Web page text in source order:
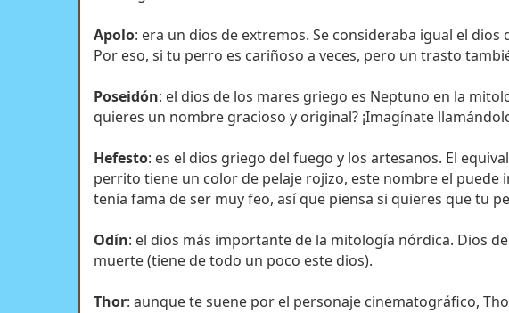
Apolo: era un dios de extremos. Se consideraba igual el
Por eso, si tu perro es cariñoso a veces, pero un trasto
Poseidón: el dios de los mares griego es Neptuno en la
quieres un nombre gracioso y original? ¡Imagínate
Hefesto: es el dios griego del fuego y los artesanos. El
perrito tiene un color de pelaje rojizo, este nombre el puede
tenía fama de ser muy feo, así que piensa si quieres que tu
Odín: el dios más importante de la mitología nórdica. Dios
muerte (tiene de todo un poco este dios).
Thor: aunque te suene por el personaje cinematográfico,